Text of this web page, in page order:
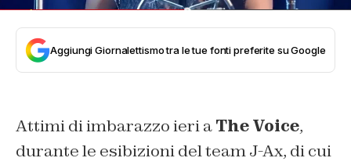
Aggiungi Giornalettismo tra le tue fonti preferite su Google
Attimi di imbarazzo ieri aThe Voice,
durante le esibizioni del team J-Ax, di cui